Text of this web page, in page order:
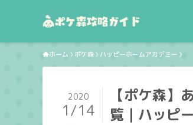
ホーム ポケ森 ハッピーホームアカデミー
【ポケ森】
覧｜ハッピ
2020
1/14